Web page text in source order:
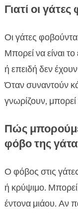
Γιατί οι
Οι γάτες
Μπορεί να είναι
ή επειδή δεν
Όταν συναντούν
γνωρίζουν,
Πώς
φόβο της
Ο φόβος στις
ή κρύψιμο.
έντονα μιάου. Αν